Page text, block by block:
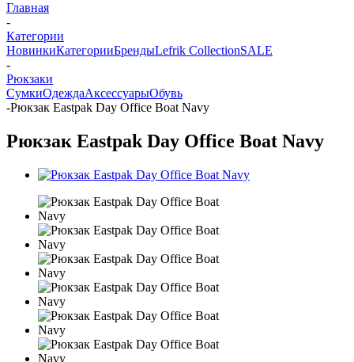
Главная
-
Категории
НовинкиКатегорииБрендыLefrik CollectionSALE
-
Рюкзаки
СумкиОдеждаАксессуарыОбувь
-Рюкзак Eastpak Day Office Boat Navy
Рюкзак Eastpak Day Office Boat Navy